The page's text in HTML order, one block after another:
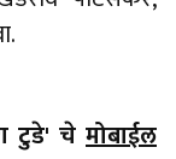
टुडे' चे मोबाईल